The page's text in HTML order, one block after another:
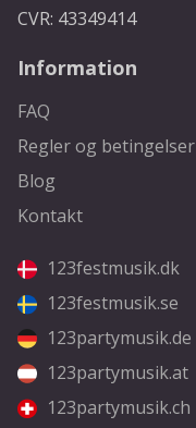
CVR: 43349414
Information
FAQ
Regler og betingelser
Blog
Kontakt
123festmusik.dk
123festmusik.se
123partymusik.de
123partymusik.at
123partymusik.ch